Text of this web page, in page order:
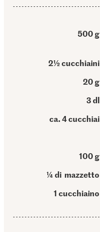
500 g
2½ cucchiaini
20 g
3 dl
ca. 4 cucchiai
100 g
¼ di mazzetto
1 cucchiaino